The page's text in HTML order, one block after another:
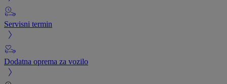
Servisni termin
Dodatna oprema za vozilo